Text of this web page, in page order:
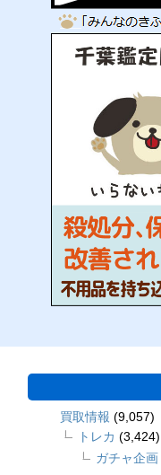
買取情報 (9,057)
トレカ (3,424)
ガチャ企画